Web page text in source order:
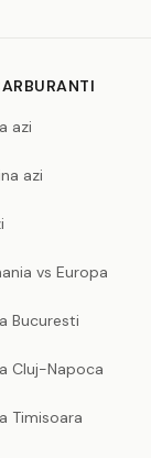
azi
azi
vs Europa
Bucuresti
Cluj-Napoca
Timisoara